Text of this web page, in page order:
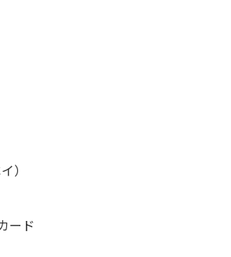
）
ード